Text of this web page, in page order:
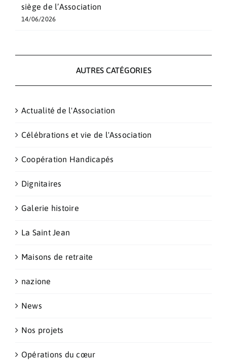
siège de l’Association
14/06/2026
AUTRES CATÉGORIES
Actualité de l'Association
Célébrations et vie de l'Association
Coopération Handicapés
Dignitaires
Galerie histoire
La Saint Jean
Maisons de retraite
nazione
News
Nos projets
Opérations du cœur